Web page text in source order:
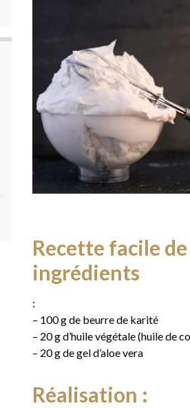
Recette facile
ingrédients
:
– 100 g de beurre de karité
– 20 g d’huile végétale (huile de
– 20 g de gel d’aloe vera
Réalisation :